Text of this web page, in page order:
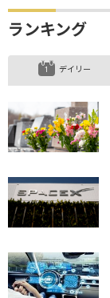
ランキング
デイリー